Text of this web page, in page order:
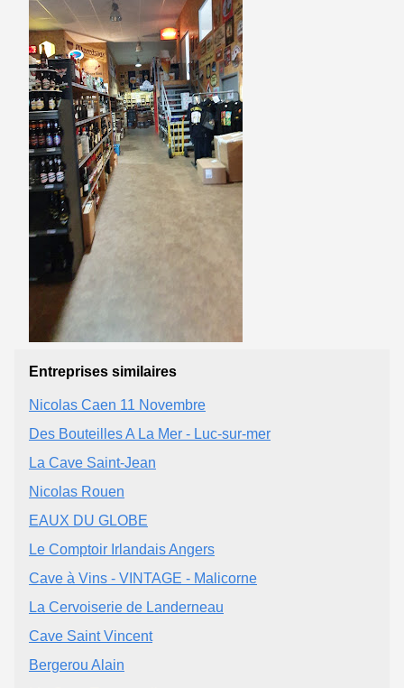
Entreprises similaires
Nicolas Caen 11 Novembre
Des Bouteilles A La Mer - Luc-sur-mer
La Cave Saint-Jean
Nicolas Rouen
EAUX DU GLOBE
Le Comptoir Irlandais Angers
Cave à Vins - VINTAGE - Malicorne
La Cervoiserie de Landerneau
Cave Saint Vincent
Bergerou Alain